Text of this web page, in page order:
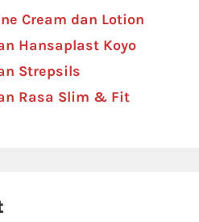
Cream dan Lotion
Hansaplast Koyo
Strepsils
Rasa Slim & Fit